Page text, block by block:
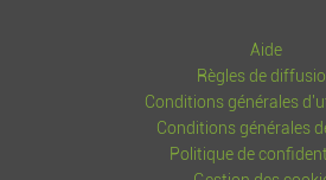
Aide
Règles de
Conditions générales
Conditions générales
Politique de